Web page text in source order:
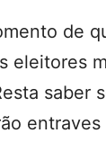
de
eleitores
saber